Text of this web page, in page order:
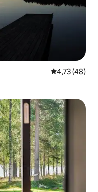
Priemerné
4,73 (48)